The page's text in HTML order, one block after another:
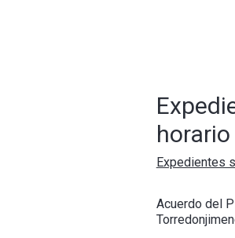
Expedientes
Acuerdo del